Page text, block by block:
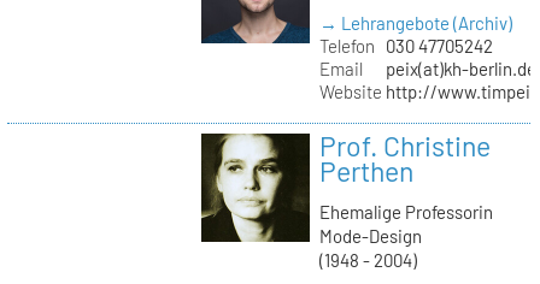
→ Lehrangebote (Archiv)
Telefon
030 47705242
Email
peix(at)kh-berlin.de
Website http://
Prof. Christine
Perthen
Ehemalige Professorin
Mode-Design
(1948 - 2004)